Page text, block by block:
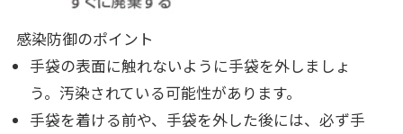
感染防御のポイント
手袋の表面に触れないように手袋を外しましょ
う。汚染されている可能性があります。
手袋を着ける前や、手袋を外した後には、必ず手